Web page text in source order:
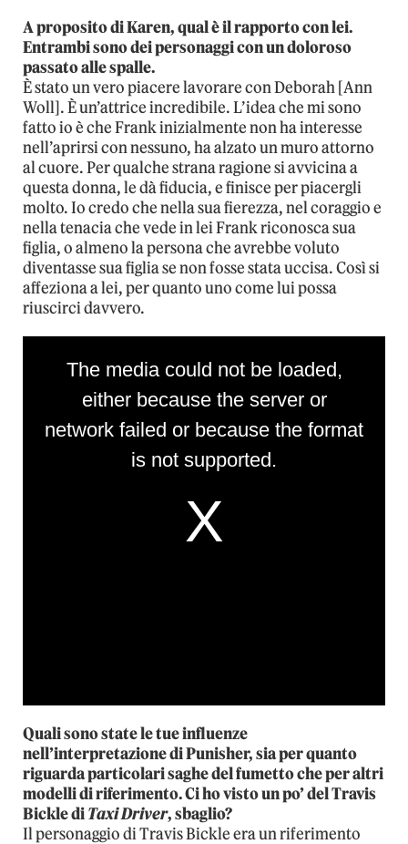
A proposito di Karen, qual è il rapporto con lei.
Entrambi sono dei personaggi con un doloroso
passato alle spalle.
È stato un vero piacere lavorare con Deborah [Ann
Woll]. È un’attrice incredibile. L’idea che mi sono
fatto io è che Frank inizialmente non ha interesse
nell’aprirsi con nessuno, ha alzato un muro attorno
al cuore. Per qualche strana ragione si avvicina a
questa donna, le dà fiducia, e finisce per piacergli
molto. Io credo che nella sua fierezza, nel coraggio e
nella tenacia che vede in lei Frank riconosca sua
figlia, o almeno la persona che avrebbe voluto
diventasse sua figlia se non fosse stata uccisa. Così si
affeziona a lei, per quanto uno come lui possa
riuscirci davvero.
Quali sono state le tue influenze
nell’interpretazione di Punisher, sia per quanto
riguarda particolari saghe del fumetto che per altri
modelli di riferimento. Ci ho visto un po’ del Travis
Bickle diTaxi Driver, sbaglio?
Il personaggio di Travis Bickle era un riferimento